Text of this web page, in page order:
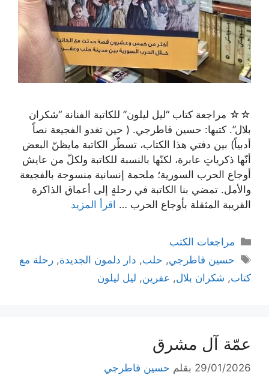
☆☆ مراجعة كتاب “ليل ليلون” للكاتبة الفنانة “شكران
بلال”. كتبها: حسين قاطرجي. ( حين تغدو الفجيعة نصاً
أدبياً) بين دفتي هذا الكتاب، تسطّر الكاتبة مايظنّ البعض
أنّها ذكرياتٍ عابرة، لكنّها بالنسبة للكاتبة ولكلّ من عايش
أوجاع الحرب السورية؛ ملحمة إنسانية منسوجة بالفجيعة
والأمل. تمضي بنا الكاتبة في رحلةٍ إلى أعماق الذاكرة
القريبة المثقلة بأوجاع الحرب … اقرأ المزيد
التصنيفات
مراجعات الكتب
الوسوم
حسين قاطرجي, حلب, دار دلمون الجديدة,رحلة مع
كتاب, شكران بلال, عفرين, ليل ليلون
عمّة آل مشرق
29/01/2026 بقلم حسين قاطرجي